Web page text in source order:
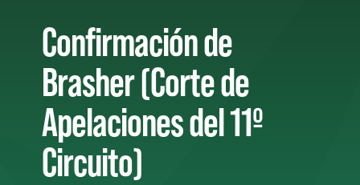
Confirmación de
Brasher (Corte de
Apelaciones del 11º
Circuito)